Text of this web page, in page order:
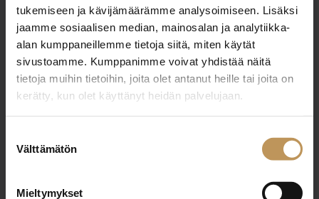
tukemiseen ja kävijämäärämme analysoimiseen. Lisäksi
jaamme sosiaalisen median, mainosalan ja analytiikka-
alan kumppaneillemme tietoja siitä, miten käytät
sivustoamme. Kumppanimme voivat yhdistää näitä
tietoja muihin tietoihin, joita olet antanut heille tai joita on
kerätty, kun olet käyttänyt heidän palvelujaan.
valinta
Välttämätön
Mieltymykset
Aihe
Nimi*
Sähköposti